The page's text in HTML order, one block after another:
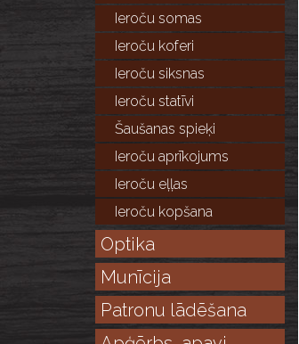
Ieroču somas
Ieroču koferi
Ieroču siksnas
Ieroču statīvi
Šaušanas spieķi
Ieroču aprīkojums
Ieroču eļļas
Ieroču kopšana
Optika
Munīcija
Patronu lādēšana